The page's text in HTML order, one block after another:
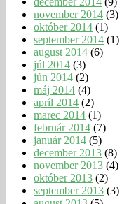
november 2014 (3)
október 2014 (1)
september 2014 (1)
august 2014 (6)
júl 2014 (3)
jún 2014 (2)
máj 2014 (4)
apríl 2014 (2)
marec 2014 (1)
február 2014 (7)
január 2014 (5)
december 2013 (8)
november 2013 (4)
október 2013 (2)
september 2013 (3)